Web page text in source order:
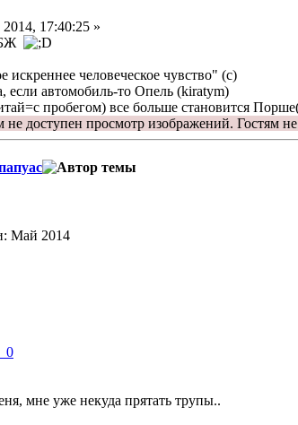
17:40:25 »
искреннее человеческое чувство" (с)
если автомобиль-то Опель (kiratym)
пробегом) все больше становится
не доступен просмотр изображений. Гостям
Май 2014
0
мне уже некуда прятать трупы..